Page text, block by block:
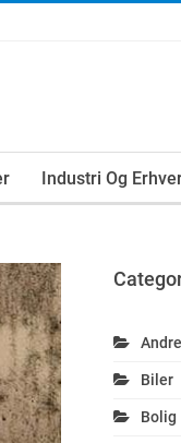
Industri Og
Biler
Bolig